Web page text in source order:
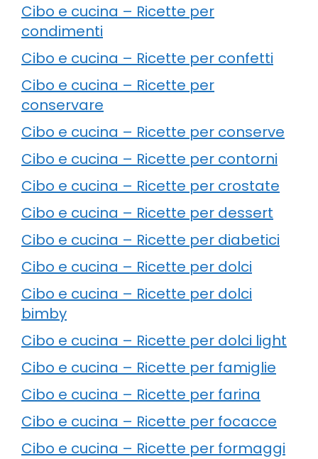
Cibo e cucina – Ricette per
condimenti
Cibo e cucina – Ricette per confetti
Cibo e cucina – Ricette per
conservare
Cibo e cucina – Ricette per conserve
Cibo e cucina – Ricette per contorni
Cibo e cucina – Ricette per crostate
Cibo e cucina – Ricette per dessert
Cibo e cucina – Ricette per diabetici
Cibo e cucina – Ricette per dolci
Cibo e cucina – Ricette per dolci
bimby
Cibo e cucina – Ricette per dolci light
Cibo e cucina – Ricette per famiglie
Cibo e cucina – Ricette per farina
Cibo e cucina – Ricette per focacce
Cibo e cucina – Ricette per formaggi